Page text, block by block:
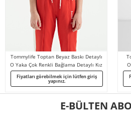
Tommylife Toptan Beyaz Baskı Detaylı
O Yaka Çok Renkli Bağlama Detaylı Kız
Çocuk T-Shirt - 75113
Fiyatları görebilmek için lütfen giriş
yapınız.
E-BÜLTEN